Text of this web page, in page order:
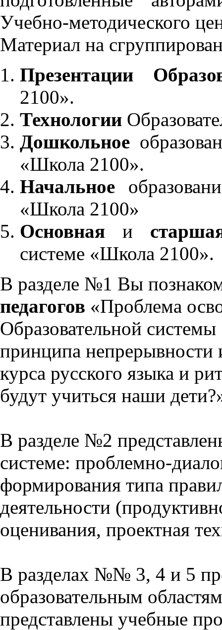
Учебно-методического
Материал на
Презентации
2100».
Технологии
Дошкольное
«Школа 2100».
Начальное
«Школа 2100»
Основнаяи
системе «Школа 2100».
В разделе №1 Вы
педагогов «Проблема
Образовательной
принципа непрерывности
курса русского языка и
будут учиться наши
В разделе №2
системе: проблемно-
формирования типа
деятельности
оценивания, проектная
В разделах №№ 3, 4 и 5
образовательным
представлены учебные